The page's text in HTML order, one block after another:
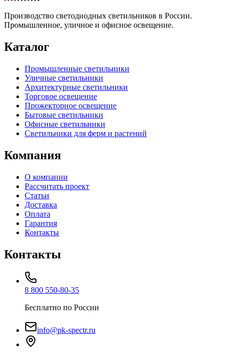
Производство светодиодных светильников в России.
Промышленное, уличное и офисное освещение.
Каталог
Промышленные светильники
Уличные светильники
Архитектурные светильники
Торговое освещение
Прожекторное освещение
Бытовые светильники
Офисные светильники
Светильники для ферм и растений
Компания
О компании
Рассчитать проект
Статьи
Доставка
Оплата
Гарантия
Контакты
Контакты
8 800 550-80-35
Бесплатно по России
info@pk-spectr.ru